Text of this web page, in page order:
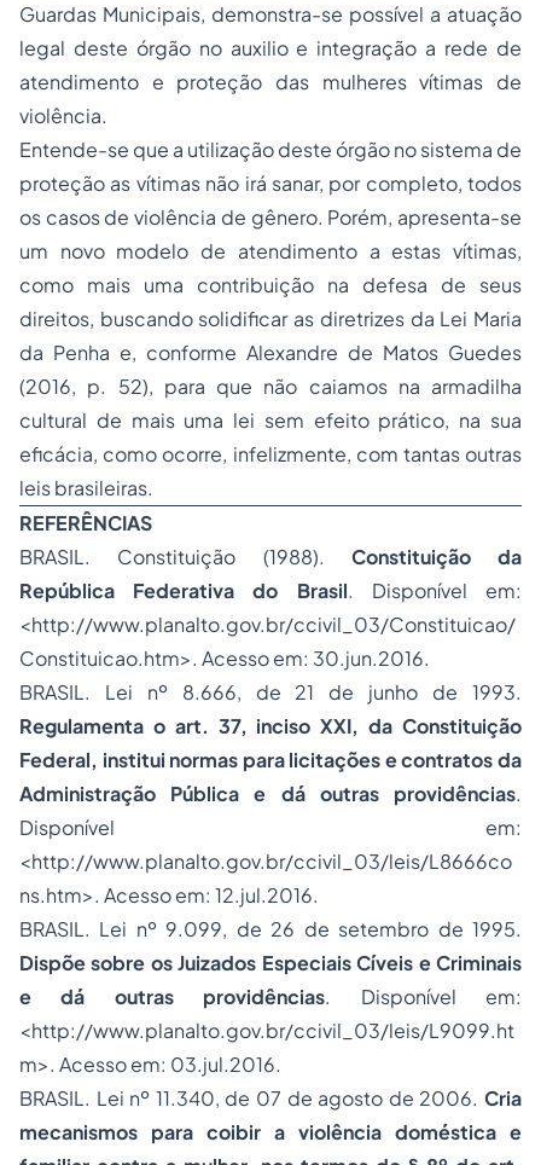
Guardas Municipais, demonstra-se possível a atuação
legal deste órgão no auxilio e integração a rede de
atendimento e proteção das mulheres vítimas de
violência.
Entende-se que a utilização deste órgão no sistema de
proteção as vítimas não irá sanar, por completo, todos
os casos de violência de gênero. Porém, apresenta-se
um novo modelo de atendimento a estas vítimas,
como mais uma contribuição na defesa de seus
direitos, buscando solidificar as diretrizes da Lei Maria
da Penha e, conforme Alexandre de Matos Guedes
(2016, p. 52), para que não caiamos na armadilha
cultural de mais uma lei sem efeito prático, na sua
eficácia, como ocorre, infelizmente, com tantas outras
leis brasileiras.
REFERÊNCIAS
BRASIL. Constituição (1988). Constituição da
República Federativa do Brasil. Disponível em:
<http://www.planalto.gov.br/ccivil_03/Constituicao/
Constituicao.htm>. Acesso em: 30.jun.2016.
BRASIL. Lei nº 8.666, de 21 de junho de 1993.
Regulamenta o art. 37, inciso XXI, da Constituição
Federal, institui normas para licitações e contratos da
Administração Pública e dá outras providências.
Disponível em:
<http://www.planalto.gov.br/ccivil_03/leis/L8666co
ns.htm>. Acesso em: 12.jul.2016.
BRASIL. Lei nº 9.099, de 26 de setembro de 1995.
Dispõe sobre os Juizados Especiais Cíveis e Criminais
e dá outras providências. Disponível em:
<http://www.planalto.gov.br/ccivil_03/leis/L9099.ht
m>. Acesso em: 03.jul.2016.
BRASIL. Lei nº 11.340, de 07 de agosto de 2006. Cria
mecanismos para coibir a violência doméstica e